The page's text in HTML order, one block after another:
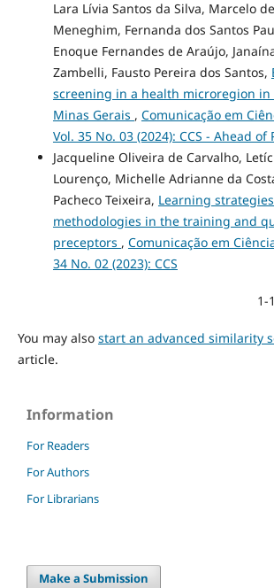
Lara Lívia Santos da Silva, Marcelo
Meneghim, Fernanda dos Santos
Enoque Fernandes de Araújo,
Zambelli, Fausto Pereira dos Santos,
screening in a health microregion in
Minas Gerais , Comunicação em
Vol. 35 No. 03 (2024): CCS - Ahead of
Jacqueline Oliveira de Carvalho,
Lourenço, Michelle Adrianne da
Pacheco Teixeira, Learning
methodologies in the training and
preceptors , Comunicação em
34 No. 02 (2023): CCS
1-
You may also start an advanced similarity
article.
Information
For Readers
For Authors
For Librarians
Make a Submission